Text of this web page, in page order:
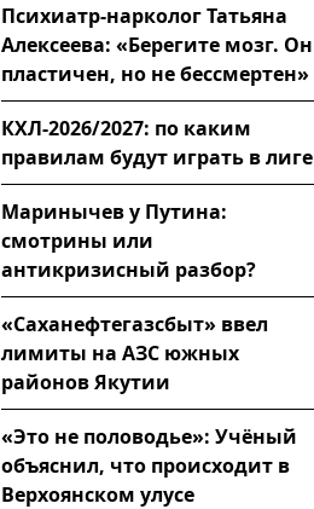
Психиатр-нарколог Татьяна
Алексеева: «Берегите мозг. Он
пластичен, но не бессмертен»
КХЛ-2026/2027: по каким
правилам будут играть в лиге
Маринычев у Путина:
смотрины или
антикризисный разбор?
«Саханефтегазсбыт» ввел
лимиты на АЗС южных
районов Якутии
«Это не половодье»: Учёный
объяснил, что происходит в
Верхоянском улусе